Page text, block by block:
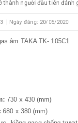
thành người đầu tiên đánh
Ngày đăng: 20/05/2020
âm TAKA TK- 105C1
730 x 430 (mm)
680 x 380 (mm)